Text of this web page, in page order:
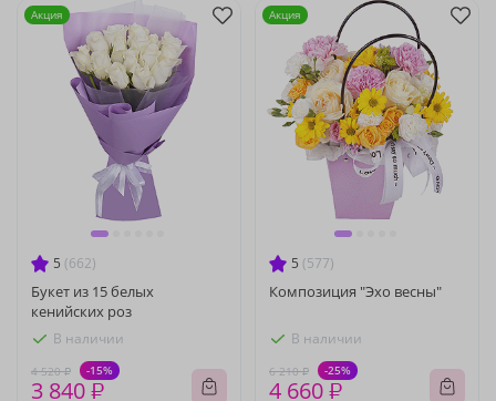
5 (662)
Букет из 15 белых
кенийских роз
В наличии
4 520 ₽ -15%
3 840 ₽
Акция
5 (577)
Композиция "Эхо весны"
В наличии
6 210 ₽ -25%
4 660 ₽
Акция